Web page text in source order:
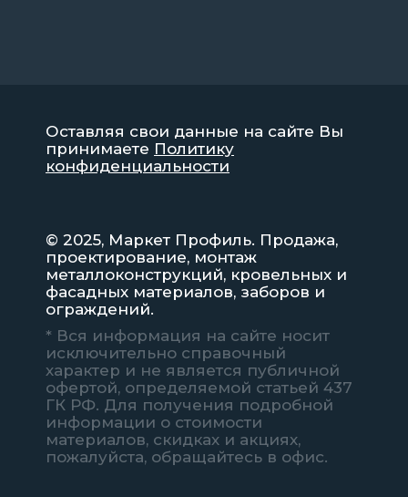
Оставляя свои данные на сайте Вы
принимаете Политику
конфиденциальности
© 2025, Маркет Профиль. Продажа,
проектирование, монтаж
металлоконструкций, кровельных и
фасадных материалов, заборов и
ограждений.
* Вся информация на сайте носит
исключительно справочный
характер и не является публичной
офертой, определяемой статьей 437
ГК РФ. Для получения подробной
информации о стоимости
материалов, скидках и акциях,
пожалуйста, обращайтесь в офис.